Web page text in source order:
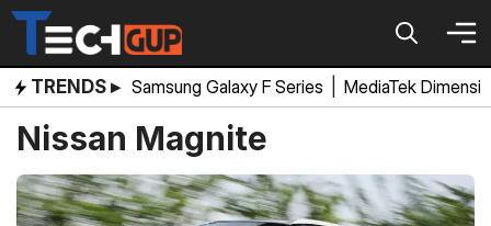
Skip
content
TRENDS ▸ Samsung Galaxy F Series MediaTek
Nissan Magnite